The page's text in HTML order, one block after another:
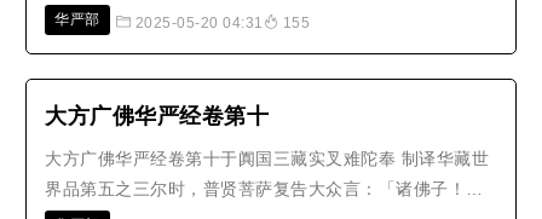
无边妙华光香水海东，次有香水海，名：离垢焰藏；出大
界，名：宫殿庄严幢；其形四方，依..
华严部 2025-05-20 04:31 155
大方广佛华严经卷第十
大方广佛华严经卷第十于阗国三藏实叉难陀奉 制译华藏世
界品第五之三尔时，普贤菩萨复告大众言：「诸佛子！彼